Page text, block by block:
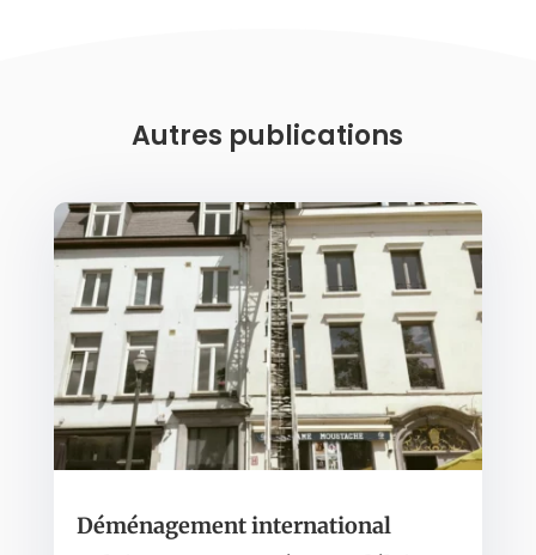
Autres publications
Déménagement international